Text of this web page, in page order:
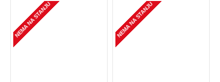
NEMA NA STANJU NEMA NA STANJU